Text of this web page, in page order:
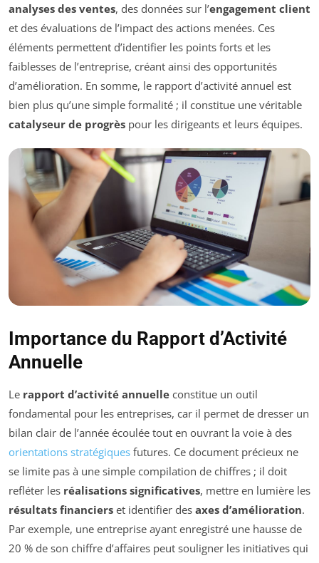
analyses des ventes, des données sur l’engagement client
et des évaluations de l’impact des actions menées. Ces
éléments permettent d’identifier les points forts et les
faiblesses de l’entreprise, créant ainsi des opportunités
d’amélioration. En somme, le rapport d’activité annuel est
bien plus qu’une simple formalité ; il constitue une véritable
catalyseur de progrès pour les dirigeants et leurs équipes.
Importance du Rapport d’Activité
Annuelle
Le rapport d’activité annuelle constitue un outil
fondamental pour les entreprises, car il permet de dresser un
bilan clair de l’année écoulée tout en ouvrant la voie à des
orientations stratégiques futures. Ce document précieux ne
se limite pas à une simple compilation de chiffres ; il doit
refléter les réalisations significatives, mettre en lumière les
résultats financiers et identifier des axes d’amélioration.
Par exemple, une entreprise ayant enregistré une hausse de
20 % de son chiffre d’affaires peut souligner les initiatives qui